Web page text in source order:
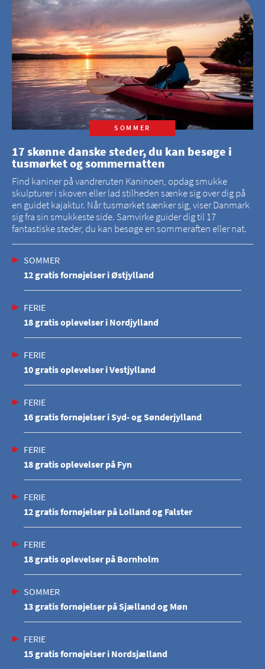
SOMMER
17 skønne danske steder, du kan besøge i
tusmørket og sommernatten
Find kaniner på vandreruten Kaninoen, opdag smukke
skulpturer i skoven eller lad stilheden sænke sig over dig på
en guidet kajaktur. Når tusmørket sænker sig, viser Danmark
sig fra sin smukkeste side. Samvirke guider dig til 17
fantastiske steder, du kan besøge en sommeraften eller nat.
SOMMER
12 gratis fornøjelser i Østjylland
FERIE
18 gratis oplevelser i Nordjylland
FERIE
10 gratis oplevelser i Vestjylland
FERIE
16 gratis fornøjelser i Syd- og Sønderjylland
FERIE
18 gratis oplevelser på Fyn
FERIE
12 gratis fornøjelser på Lolland og Falster
FERIE
18 gratis oplevelser på Bornholm
SOMMER
13 gratis fornøjelser på Sjælland og Møn
FERIE
15 gratis fornøjelser i Nordsjælland